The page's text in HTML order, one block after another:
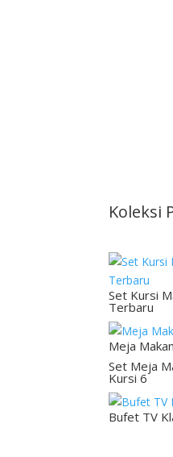
Koleksi
Set Kursi
Terbaru
Meja
Set Meja
Kursi 6
Bufet TV